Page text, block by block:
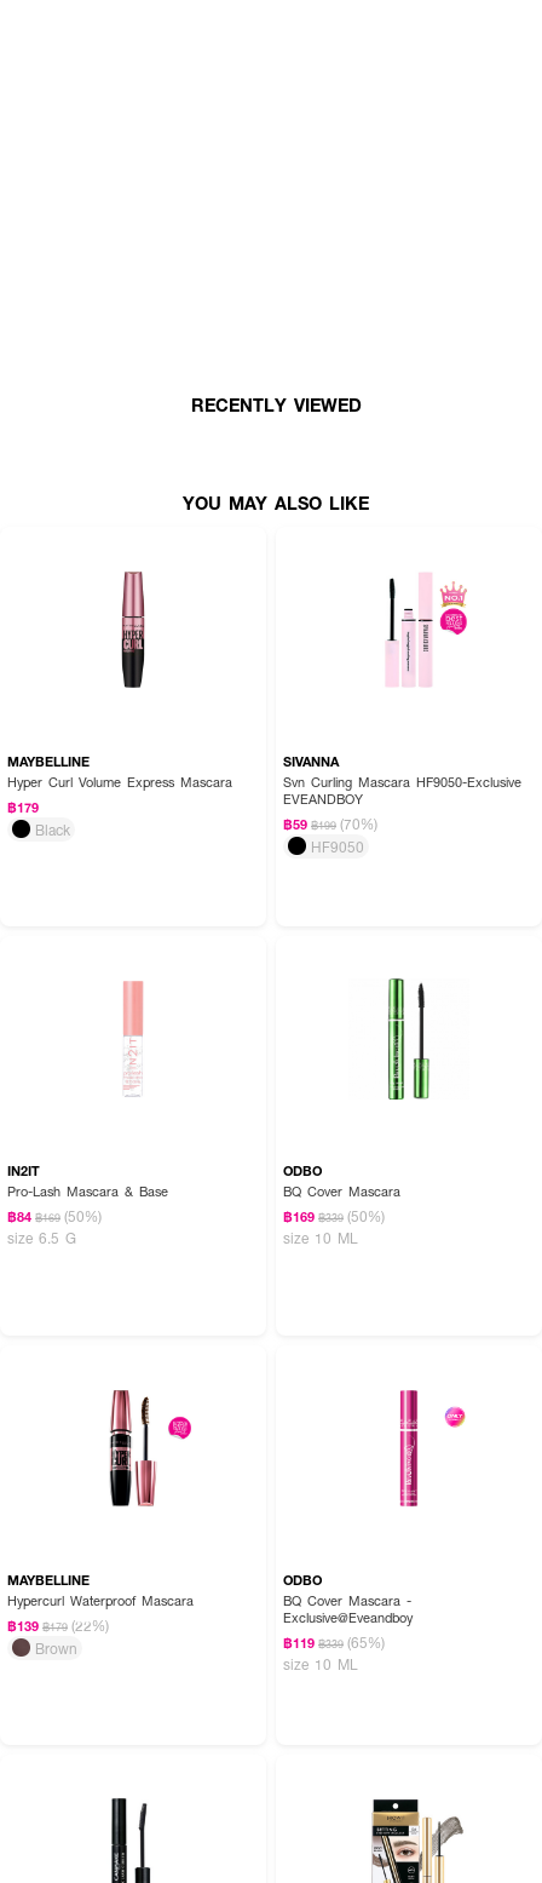
· ไม่จับตัวเป็นก้อน ไม่แพนด้าระหว่างวัน
· FDA Registration No.:88-0-9393724386
· ปัดซ้ำบริเวณปลายขนตาเพื่อเพิ่มความยาวและความหนา
· สำหรับลุคขนตาล่าง ปัดเบา ๆ ด้วยปลายแปรง
RECENTLY VIEWED
YOU MAY ALSO LIKE
MAYBELLINE
Hyper Curl Volume Express Mascara
฿179
Black
SIVANNA
Svn Curling Mascara HF9050-Exclusive
EVEANDBOY
฿59 ฿199 (70%)
HF9050
IN2IT
Pro-Lash Mascara & Base
฿84 ฿169 (50%)
size 6.5 G
ODBO
BQ Cover Mascara
฿169 ฿339 (50%)
size 10 ML
MAYBELLINE
Hypercurl Waterproof Mascara
฿139 ฿179 (22%)
Brown
ODBO
BQ Cover Mascara -
Exclusive@Eveandboy
฿119 ฿339 (65%)
size 10 ML